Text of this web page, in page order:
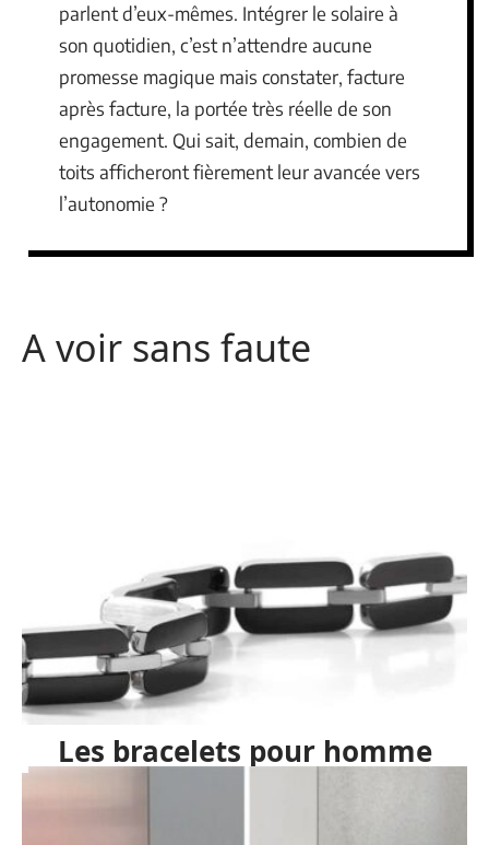
parlent d’eux-mêmes. Intégrer le solaire à
son quotidien, c’est n’attendre aucune
promesse magique mais constater, facture
après facture, la portée très réelle de son
engagement. Qui sait, demain, combien de
toits afficheront fièrement leur avancée vers
l’autonomie ?
A voir sans faute
Les bracelets pour homme